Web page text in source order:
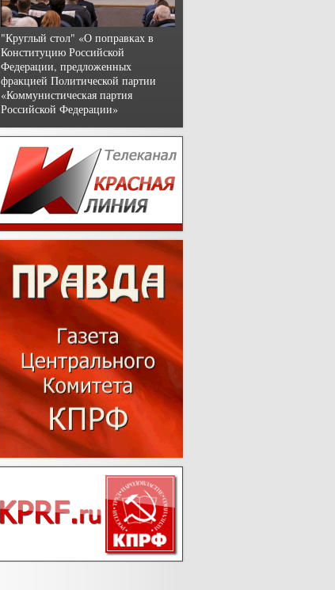
"Круглый стол" «О поправках в
Конституцию Российской
Федерации, предложенных
фракцией Политической партии
«Коммунистическая партия
Российской Федерации»